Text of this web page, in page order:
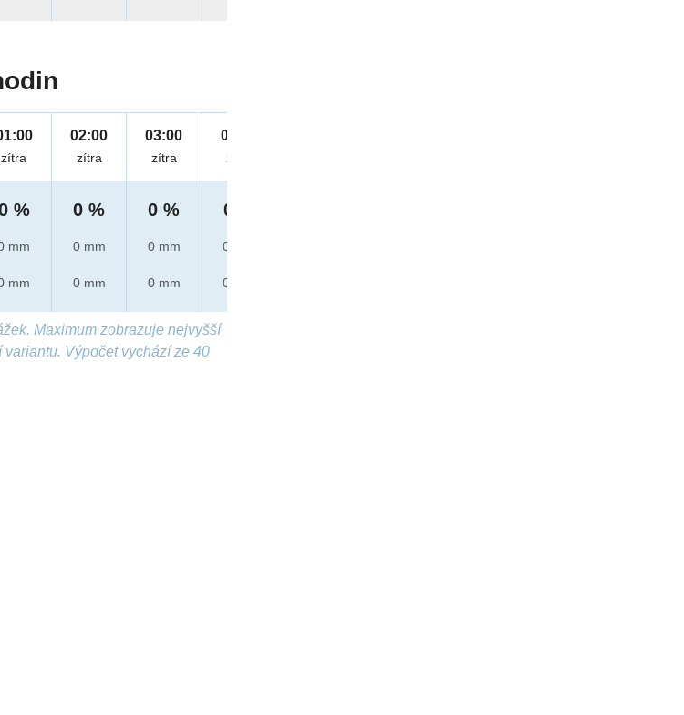
zítra
%
mm
mm
02:00
zítra
0 %
0 mm
0 mm
03:00
zítra
0 %
0 mm
0 mm
04:00
zítra
0 %
0 mm
0 mm
Maximum zobrazuje nejvyšší
Výpočet vychází ze 40